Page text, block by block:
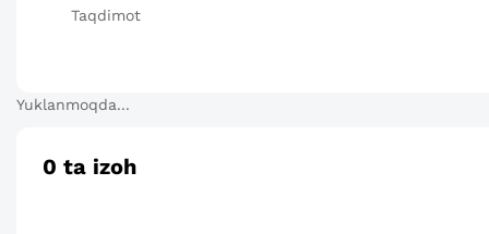
Taqdimot
Yuklanmoqda...
0 ta izoh